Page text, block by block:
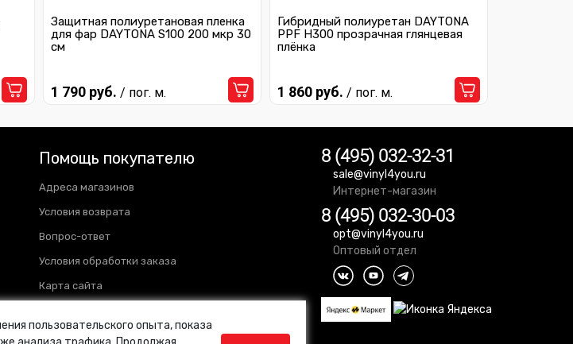
Защитная полиуретановая пленка
для фар DAYTONA S100 200 мкр 30
см
1 790 руб. / пог. м.
Гибридный полиуретан DAYTONA
PPF H300 прозрачная глянцевая
плёнка
1 860 руб. / пог. м.
Помощь покупателю
Адреса магазинов
Условия возврата
Вопрос-ответ
Условия обработки заказа
Карта сайта
8 (495) 032-32-31
sale@vinyl4you.ru
Интернет-магазин
8 (495) 032-30-03
opt@vinyl4you.ru
Оптовый отдел
пользовательского опыта, показа